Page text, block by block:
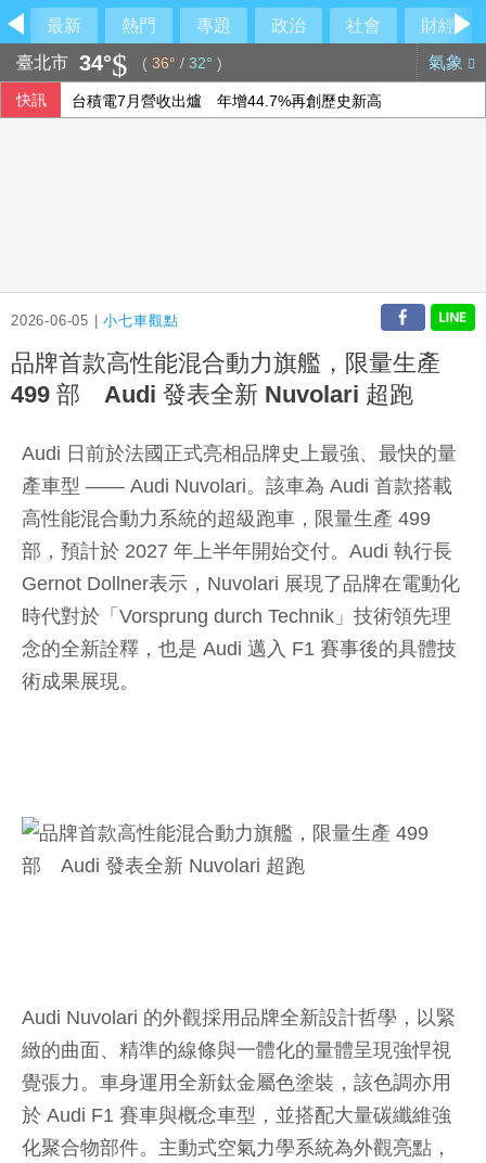
最新 熱門 專題 政治 社會
財經
臺北市 34° ( 36° / 32° ) 氣象
快訊 台積電7月營收出爐 年增44.7%再創歷史新高
2026-06-05 |小七車觀點
品牌首款高性能混合動力旗艦，限量生產
499 部 Audi 發表全新 Nuvolari 超跑
Audi 日前於法國正式亮相品牌史上最強、最快的量
產車型 —— Audi Nuvolari。該車為 Audi 首款搭載
高性能混合動力系統的超級跑車，限量生產 499
部，預計於 2027 年上半年開始交付。Audi 執行長
Gernot Dollner表示，Nuvolari 展現了品牌在電動化
時代對於「Vorsprung durch Technik」技術領先理
念的全新詮釋，也是 Audi 邁入 F1 賽事後的具體技
術成果展現。
Audi Nuvolari 的外觀採用品牌全新設計哲學，以緊
緻的曲面、精準的線條與一體化的量體呈現強悍視
覺張力。車身運用全新鈦金屬色塗裝，該色調亦用
於 Audi F1 賽車與概念車型，並搭配大量碳纖維強
化聚合物部件。主動式空氣力學系統為外觀亮點，